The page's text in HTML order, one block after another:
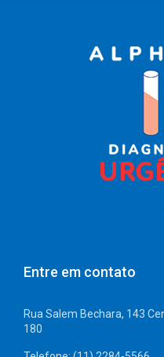
Entre em contato
Rua Salem Bechara, 143
180